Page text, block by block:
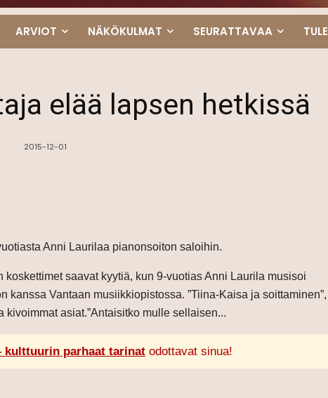
ARVIOT NÄKÖKULMAT SEURATTAVAA
elää lapsen hetkissä
2015-12-01
Anni Laurilaa pianonsoiton saloihin.
koskettimet saavat kyytiä, kun 9-vuotias Anni Laurila musisoi
kanssa Vantaan musiikkiopistossa. ”Tiina-Kaisa ja soittaminen”,
kivoimmat asiat.”Antaisitko mulle sellaisen...
kulttuurin parhaat tarinatodottavat sinua!